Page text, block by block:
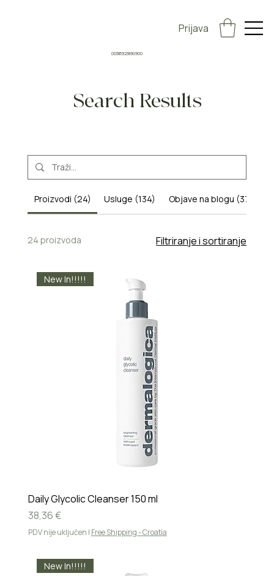
Prijava
00385923890900
Search Results
Proizvodi (24) Usluge (134) Objave na blogu (37)
24 proizvoda Filtriranje i sortiranje
New In!!!!!
Daily Glycolic Cleanser 150 ml
Cijena
38,36 €
PDV nije uključen | Free Shipping - Croatia
New In!!!!!